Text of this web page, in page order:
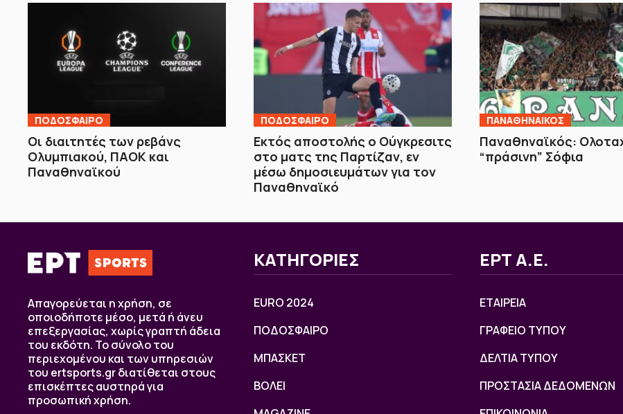
ΠΟΔΟΣΦΑΙΡΟ
Οι διαιτητές των ρεβάνς
Ολυμπιακού, ΠΑΟΚ και
Παναθηναϊκού
ΠΟΔΟΣΦΑΙΡΟ
Εκτός αποστολής ο Ούγκρεσιτς
στο ματς της Παρτίζαν, εν
μέσω δημοσιευμάτων για τον
Παναθηναϊκό
ΠΑΝΑΘΗΝΑΙΚΟΣ
Παναθηναϊκός:
“πράσινη” Σόφια
Απαγορεύεται η χρήση, σε
οποιοδήποτε μέσο, μετά ή άνευ
επεξεργασίας, χωρίς γραπτή άδεια
του εκδότη. Το σύνολο του
περιεχομένου και των υπηρεσιών
του ertsports.gr διατίθεται στους
επισκέπτες αυστηρά για
προσωπική χρήση.
ΚΑΤΗΓΟΡΙΕΣ
EURO 2024
ΠΟΔΟΣΦΑΙΡΟ
ΜΠΑΣΚΕΤ
ΒOΛΕΙ
ΕΡΤ Α.Ε.
ΕΤΑΙΡΕΙΑ
ΓΡΑΦΕΙΟ ΤΥΠΟΥ
ΔΕΛΤΙΑ ΤΥΠΟΥ
ΠΡΟΣΤΑΣΙΑ ΔΕΔΟΜΕΝΩΝ